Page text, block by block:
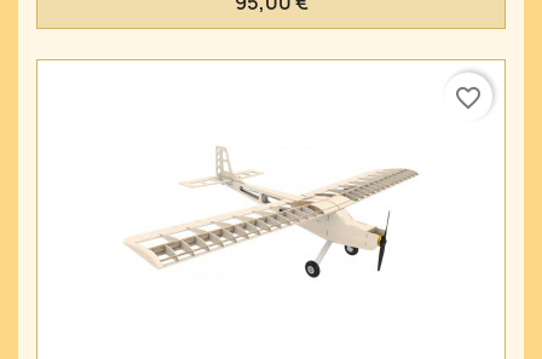
favorite_border